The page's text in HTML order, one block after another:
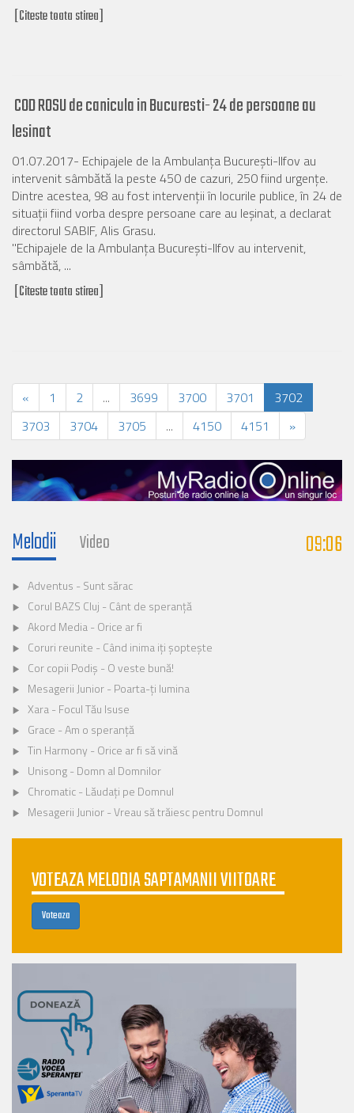
[Citeste toata stirea]
COD ROSU de canicula in Bucuresti- 24 de persoane au
lesinat
01.07.2017- Echipajele de la Ambulanţa Bucureşti-Ilfov au
intervenit sâmbătă la peste 450 de cazuri, 250 fiind urgenţe.
Dintre acestea, 98 au fost intervenţii în locurile publice, în 24 de
situaţii fiind vorba despre persoane care au leşinat, a declarat
directorul SABIF, Alis Grasu.
"Echipajele de la Ambulanţa Bucureşti-Ilfov au intervenit,
sâmbătă, ...
[Citeste toata stirea]
« 1 2 ... 3699 3700 3701
3702
3703
3704 3705 ... 4150 4151 »
Melodii Video 09:06
Adventus - Sunt sărac
Corul BAZS Cluj - Cânt de speranță
Akord Media - Orice ar fi
Coruri reunite - Când inima iți șoptește
Cor copii Podiș - O veste bună!
Mesagerii Junior - Poarta-ți lumina
Xara - Focul Tău Isuse
Grace - Am o speranță
Tin Harmony - Orice ar fi să vină
Unisong - Domn al Domnilor
Chromatic - Lăudați pe Domnul
Mesagerii Junior - Vreau să trăiesc pentru Domnul
VOTEAZA MELODIA SAPTAMANII VIITOARE
Voteaza